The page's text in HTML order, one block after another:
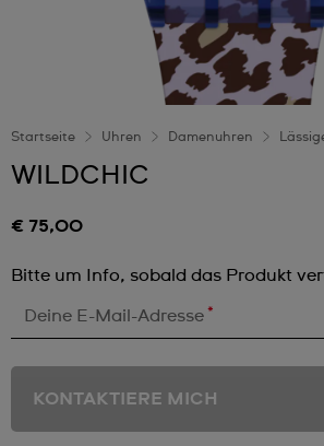
Startseite Uhren Damenuhren
WILDCHIC
€ 75,00
Bitte um Info, sobald das Produkt
Deine E-Mail-Adresse *
KONTAKTIERE MICH